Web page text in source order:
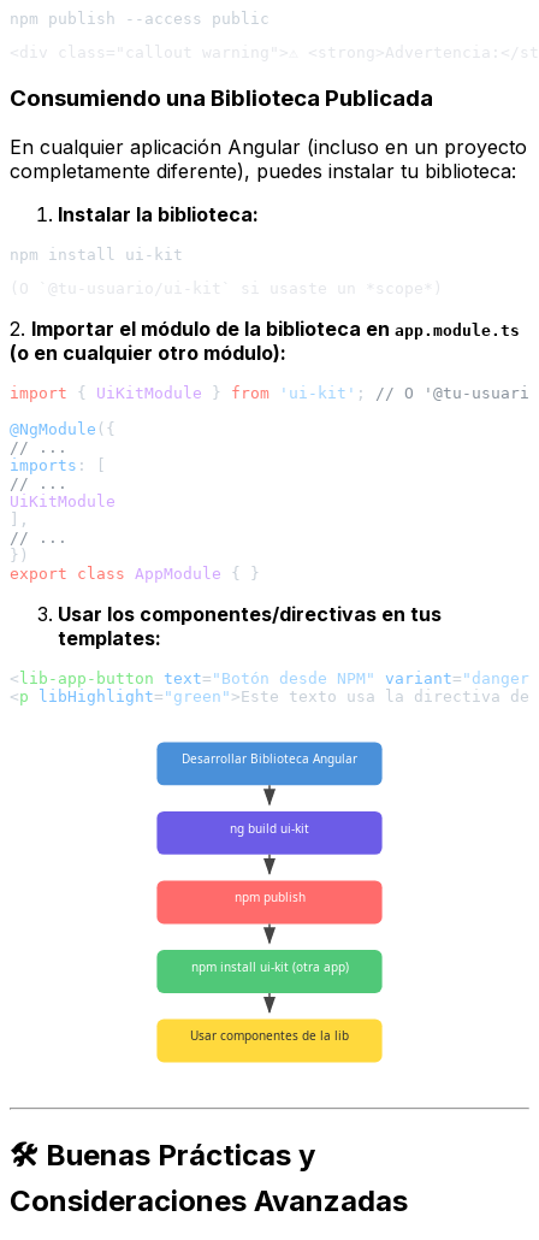
Consumiendo una Biblioteca Publicada
En cualquier aplicación Angular (incluso en un proyecto
completamente diferente), puedes instalar tu biblioteca:
Instalar la biblioteca:
2. Importar el módulo de la biblioteca en app.module.ts
(o en cualquier otro módulo):
import { UiKitModule } from 'ui-kit' ;
// O '@tu-
@NgModule
// ...
imports
// ...
UiKitModule
// ...
export
class AppModule
Usar los componentes/directivas en tus
templates:
<lib-app-button text= "Botón desde NPM" variant= "danger"
<p libHighlight= "green" >Este texto usa la directiva de
Desarrollar Biblioteca Angular
ng build ui-kit
npm publish
npm install ui-kit (otra app)
Usar componentes de la lib
🛠️ Buenas Prácticas y
Consideraciones Avanzadas